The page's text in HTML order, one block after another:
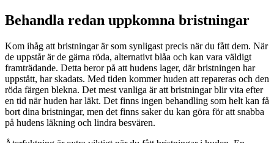
Behandla redan uppkomna bristningar
Kom ihåg att bristningar är som synligast precis när du fått dem. När
de uppstår är de gärna röda, alternativt blåa och kan vara väldigt
framträdande. Detta beror på att hudens lager, där bristningen har
uppstått, har skadats. Med tiden kommer huden att repareras och den
röda färgen blekna. Det mest vanliga är att bristningar blir vita efter
en tid när huden har läkt. Det finns ingen behandling som helt kan få
bort dina bristningar, men det finns saker du kan göra för att snabba
på hudens läkning och lindra besvären.